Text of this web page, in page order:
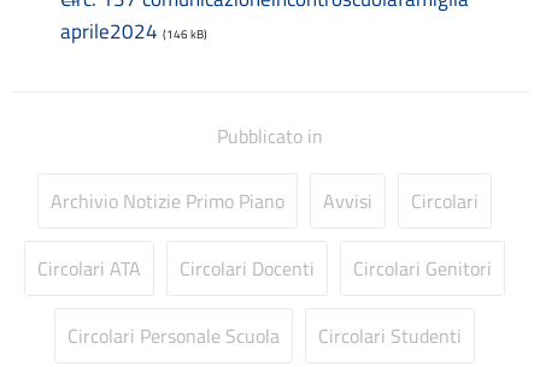
Consulenti e collaboratori
D.S.G.A.
Dirigenza
Dotazione organica
FAQ e VideoTutorial Registro Elettronico CLASSEVIVA
aprile2024 (146 kB)
Pubblicato in
Archivio Notizie Primo Piano Avvisi Circolari
Circolari ATA Circolari Docenti Circolari Genitori
Circolari Personale Scuola Circolari Studenti